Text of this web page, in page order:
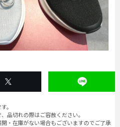
。
品切れの際はご容赦ください。
・在庫がない場合もございますのでご了承